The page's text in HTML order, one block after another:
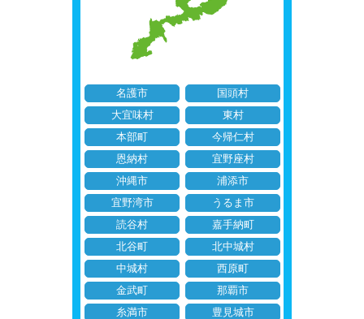
名護市
国頭村
大宜味村
東村
本部町
今帰仁村
恩納村
宜野座村
沖縄市
浦添市
宜野湾市
うるま市
読谷村
嘉手納町
北谷町
北中城村
中城村
西原町
金武町
那覇市
糸満市
豊見城市